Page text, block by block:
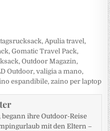
,Apulia travel,
,Gomatic Travel Pack,
,Outdoor Magazin,
Outdoor,valigia a mano,
espandibile,zaino per laptop
begann ihre Outdoor-Reise
mit den Eltern –